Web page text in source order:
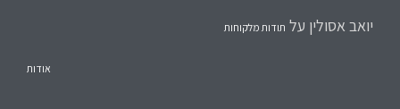
יואב אסולין על תודות מלקוחות
אודות